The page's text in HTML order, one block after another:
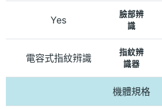
Yes
臉部辨
識
電容式指紋辨識
指紋辨
識器
機體規格